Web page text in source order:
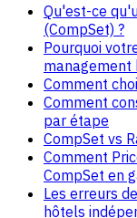
Qu'est-ce
(CompSet) ?
Pourquoi
management
Comment
Comment
par étape
CompSet vs
Comment
CompSet en
Les erreurs
hôtels